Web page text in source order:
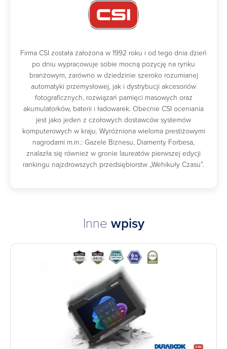
Firma CSI została założona w 1992 roku i od tego dnia dzień
po dniu wypracowuje sobie mocną pozycję na rynku
branżowym, zarówno w dziedzinie szeroko rozumianej
automatyki przemysłowej, jak i dystrybucji akcesoriów
fotograficznych, rozwiązań pamięci masowych oraz
akumulatorków, baterii i ładowarek. Obecnie CSI oceniania
jest jako jeden z czołowych dostawców systemów
komputerowych w kraju. Wyróżniona wieloma prestiżowymi
nagrodami m.in.: Gazele Biznesu, Diamenty Forbesa,
znalazła się również w gronie laureatów pierwszej edycji
rankingu najzdrowszych przedsiębiorstw „Wehikuły Czasu”.
Inne wpisy